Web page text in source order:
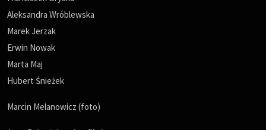
Aleksandra Wróblewska
Marek Jerzak
Erwin Nowak
Marta Maj
Hubert Śnieżek
Marcin Melanowicz (foto)